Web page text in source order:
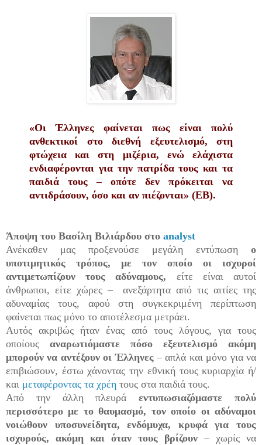
«Οι Έλληνες φαίνεται πως είναι πολύ
ανθεκτικοί στο διεθνή εξευτελισμό, στη
φτώχεια και στη μιζέρια, ενώ ελάχιστα
ενδιαφέρονται για την πατρίδα τους και τα
παιδιά τους – οπότε δεν πρόκειται να
αντιδράσουν, όσο και αν πιέζονται» (ΕΒ).
Άποψη του Βασίλη Βιλιάρδου στο analyst
Ανέκαθεν μας προξενούσε μεγάλη εντύπωση ο
υποτιμητικός τρόπος, με τον οποίο οι ισχυροί
αντιμετωπίζουν τους αδύναμους, είτε είναι αυτοί
άνθρωποι, είτε χώρες – ανεξάρτητα από τις αιτίες της
αδυναμίας τους, αφού στη συγκεκριμένη περίπτωση
φαίνεται πως μόνο το αποτέλεσμα μετράει.
Αυτός ακριβώς ήταν ένας από τους λόγους, για τους
οποίους αναρωτιόμαστε πόσο εξευτελισμό ακόμη
μπορούν να αντέξουν οι Έλληνες – απλά και μόνο για να
επιβιώσουν, έστω χάνοντας την εθνική τους κυριαρχία ή/
και μεταφέροντας τα χρέη τους στα παιδιά τους.
Από την άλλη πλευράεντυπωσιαζόμαστε πολύ
περισσότερο με το θαυμασμό, τον οποίο οι αδύναμοι
νοιώθουν υποσυνείδητα, ενδόμυχα, κρυφά για τους
ισχυρούς, ακόμη και όταν τους βρίζουν – χωρίς να